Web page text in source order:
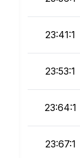
23:41:1
23:53:1
23:64:1
23:67:1